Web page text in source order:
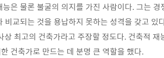
은 물론 불굴의 의지를 가진 사람이다. 그는 경
비교되는 것을 용납하지 못하는 성격을 갖고 있
상 최고의 건축가라고 주장할 정도다. 건축적
건축가로 만드는 데 분명 큰 역할을 했다.